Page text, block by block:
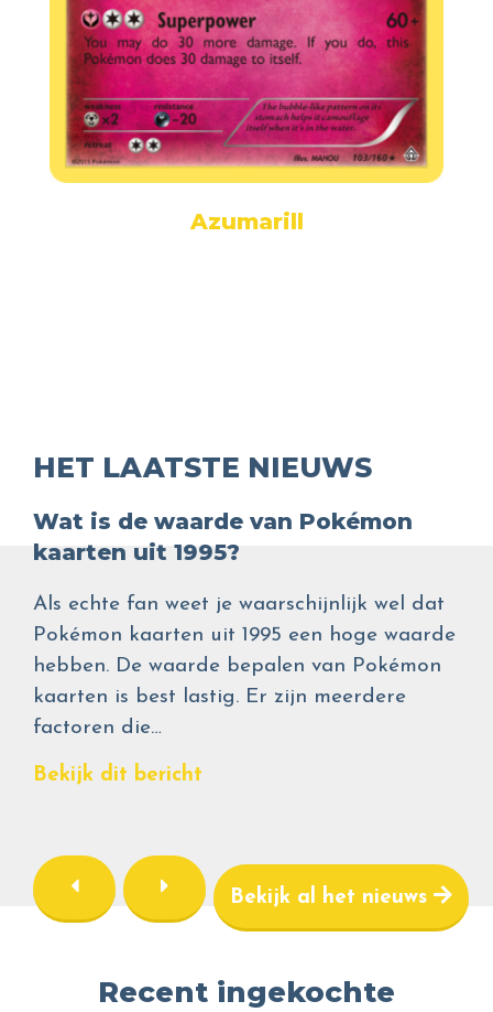
Azumarill
HET LAATSTE NIEUWS
Wat is de waarde van Pokémon
kaarten uit 1995?
Als echte fan weet je waarschijnlijk wel dat
Pokémon kaarten uit 1995 een hoge waarde
hebben. De waarde bepalen van Pokémon
kaarten is best lastig. Er zijn meerdere
factoren die…
Bekijk dit bericht
Bekijk al het nieuws
Recent ingekochte